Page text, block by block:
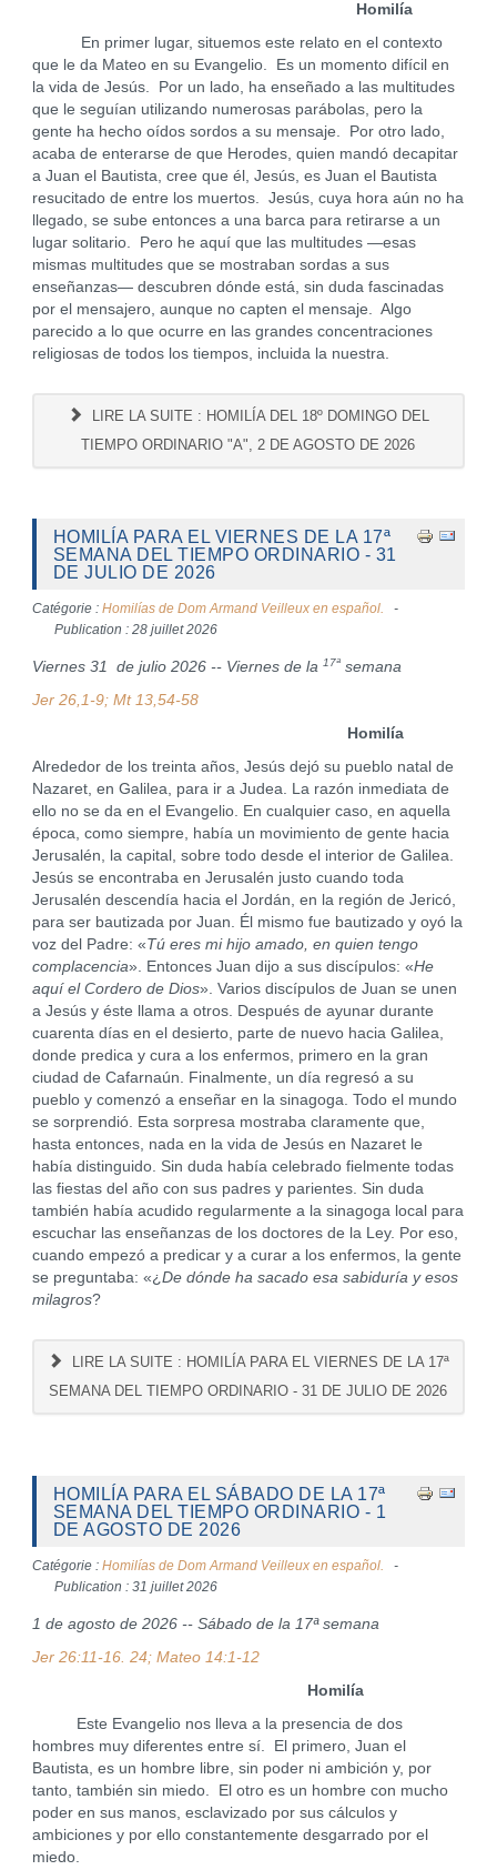
Homilía
En primer lugar, situemos este relato en el contexto
que le da Mateo en su Evangelio. Es un momento difícil en
la vida de Jesús. Por un lado, ha enseñado a las multitudes
que le seguían utilizando numerosas parábolas, pero la
gente ha hecho oídos sordos a su mensaje. Por otro lado,
acaba de enterarse de que Herodes, quien mandó decapitar
a Juan el Bautista, cree que él, Jesús, es Juan el Bautista
resucitado de entre los muertos. Jesús, cuya hora aún no ha
llegado, se sube entonces a una barca para retirarse a un
lugar solitario. Pero he aquí que las multitudes —esas
mismas multitudes que se mostraban sordas a sus
enseñanzas— descubren dónde está, sin duda fascinadas
por el mensajero, aunque no capten el mensaje. Algo
parecido a lo que ocurre en las grandes concentraciones
religiosas de todos los tiempos, incluida la nuestra.
LIRE LA SUITE : HOMILÍA DEL 18º DOMINGO DEL
TIEMPO ORDINARIO "A", 2 DE AGOSTO DE 2026
HOMILÍA PARA EL VIERNES DE LA 17ª
SEMANA DEL TIEMPO ORDINARIO - 31
DE JULIO DE 2026
Catégorie : Homilías de Dom Armand Veilleux en español.
Publication : 28 juillet 2026
Viernes 31 de julio 2026 -- Viernes de la 17ªsemana
Jer 26,1-9; Mt 13,54-58
Homilía
Alrededor de los treinta años, Jesús dejó su pueblo natal de
Nazaret, en Galilea, para ir a Judea. La razón inmediata de
ello no se da en el Evangelio. En cualquier caso, en aquella
época, como siempre, había un movimiento de gente hacia
Jerusalén, la capital, sobre todo desde el interior de Galilea.
Jesús se encontraba en Jerusalén justo cuando toda
Jerusalén descendía hacia el Jordán, en la región de Jericó,
para ser bautizada por Juan. Él mismo fue bautizado y oyó la
voz del Padre: «Tú eres mi hijo amado, en quien tengo
complacencia». Entonces Juan dijo a sus discípulos: «He
aquí el Cordero de Dios». Varios discípulos de Juan se unen
a Jesús y éste llama a otros. Después de ayunar durante
cuarenta días en el desierto, parte de nuevo hacia Galilea,
donde predica y cura a los enfermos, primero en la gran
ciudad de Cafarnaún. Finalmente, un día regresó a su
pueblo y comenzó a enseñar en la sinagoga. Todo el mundo
se sorprendió. Esta sorpresa mostraba claramente que,
hasta entonces, nada en la vida de Jesús en Nazaret le
había distinguido. Sin duda había celebrado fielmente todas
las fiestas del año con sus padres y parientes. Sin duda
también había acudido regularmente a la sinagoga local para
escuchar las enseñanzas de los doctores de la Ley. Por eso,
cuando empezó a predicar y a curar a los enfermos, la gente
se preguntaba: «¿De dónde ha sacado esa sabiduría y esos
milagros?
LIRE LA SUITE : HOMILÍA PARA EL VIERNES DE LA 17ª
SEMANA DEL TIEMPO ORDINARIO - 31 DE JULIO DE 2026
HOMILÍA PARA EL SÁBADO DE LA 17ª
SEMANA DEL TIEMPO ORDINARIO - 1
DE AGOSTO DE 2026
Catégorie : Homilías de Dom Armand Veilleux en español.
Publication : 31 juillet 2026
1 de agosto de 2026 -- Sábado de la 17ª semana
Jer 26:11-16. 24; Mateo 14:1-12
Homilía
Este Evangelio nos lleva a la presencia de dos
hombres muy diferentes entre sí. El primero, Juan el
Bautista, es un hombre libre, sin poder ni ambición y, por
tanto, también sin miedo. El otro es un hombre con mucho
poder en sus manos, esclavizado por sus cálculos y
ambiciones y por ello constantemente desgarrado por el
miedo.